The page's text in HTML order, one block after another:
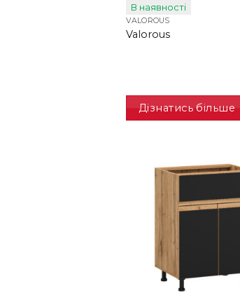
В наявності
VALOROUS
Valorous
Дізнатись більше